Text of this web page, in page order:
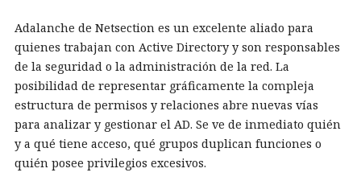
Adalanche de Netsection es un excelente aliado para
quienes trabajan con Active Directory y son responsables
de la seguridad o la administración de la red. La
posibilidad de representar gráficamente la compleja
estructura de permisos y relaciones abre nuevas vías
para analizar y gestionar el AD. Se ve de inmediato quién
y a qué tiene acceso, qué grupos duplican funciones o
quién posee privilegios excesivos.